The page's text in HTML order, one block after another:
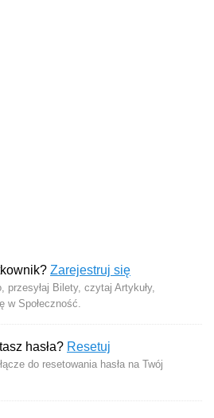
Zarejestruj się
przesyłaj Bilety, czytaj Artykuły,
w Społeczność.
hasła? Resetuj
do resetowania hasła na Twój